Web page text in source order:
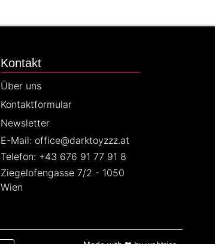
Kontakt
Über uns
Kontaktformular
Newsletter
E-Mail: office@darktoyzzz.at
Telefon: +43 676 91 77 91 8
Ziegelofengasse 7/2 - 1050
Wien